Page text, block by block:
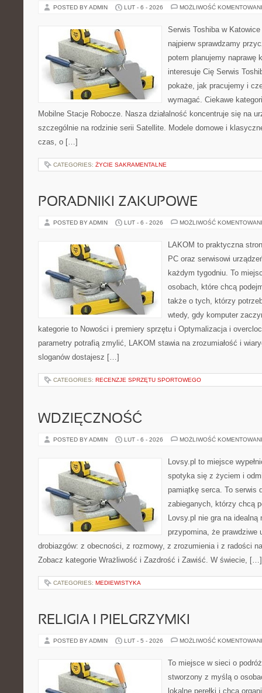
POSTED BY ADMIN LUT - 6 - 2026 MOŻLIWOŚĆ
Serwis Toshiba w
najpierw sprawdzamy
potem planujemy naprawę
interesuje Cię Serwis
pokaże, jak pracujemy i
wymagać. Ciekawe
Mobilne Stacje Robocze. Nasza działalność koncentruje się na
szczególnie na rodzinie serii Satellite. Modele domowe i
czas, o […]
CATEGORIES: ŻYCIE SAKRAMENTALNE
PORADNIKI ZAKUPOWE
POSTED BY ADMIN LUT - 6 - 2026 MOŻLIWOŚĆ
LAKOM to praktyczna
PC oraz serwisowi
każdym tygodniu. To
osobach, które chcą
także o tych, którzy
wtedy, gdy komputer
kategorie to Nowości i premiery sprzętu i Optymalizacja i
parametry potrafią zmylić, LAKOM stawia na zrozumiałość i
sloganów dostajesz […]
CATEGORIES: RECENZJE SPRZĘTU SPORTOWEGO
WDZIĘCZNOŚĆ
POSTED BY ADMIN LUT - 6 - 2026 MOŻLIWOŚĆ
Lovsy.pl to miejsce
spotyka się z życiem i
pamiątkę serca. To serwis
zabieganych, którzy chcą
Lovsy.pl nie gra na idealną
przypomina, że prawdziwe
drobiazgów: z obecności, z rozmowy, z zrozumienia i z radości
Zobacz kategorie Wrażliwość i Zazdrość i Zawiść. W świecie, […]
CATEGORIES: MEDIEWISTYKA
RELIGIA I PIELGRZYMKI
POSTED BY ADMIN LUT - 5 - 2026 MOŻLIWOŚĆ
To miejsce w sieci o
stworzony z myślą o
lokalne perełki i chcą